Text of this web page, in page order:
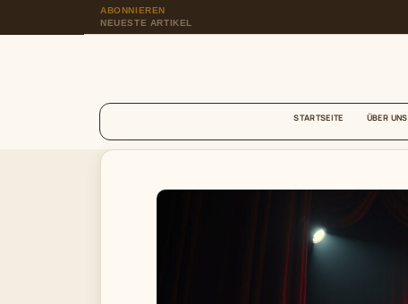
ABONNIEREN
NEUESTE ARTIKEL
STARTSEITE ÜBER UNS